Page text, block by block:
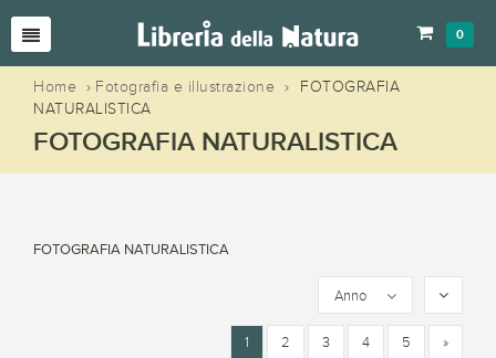
0
Home › Fotografia e illustrazione ›
FOTOGRAFIA
NATURALISTICA
FOTOGRAFIA NATURALISTICA
FOTOGRAFIA NATURALISTICA
Anno
1 2 3 4 5 »